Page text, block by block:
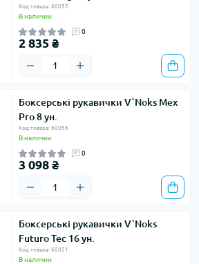
Код товара: 60055
В наличии
0
2 835 ₴
Боксерські рукавички V`Noks Mex
Pro 8 ун.
Код товара: 60056
В наличии
0
3 098 ₴
Боксерські рукавички V`Noks
Futuro Tec 16 ун.
Код товара: 60051
В наличии